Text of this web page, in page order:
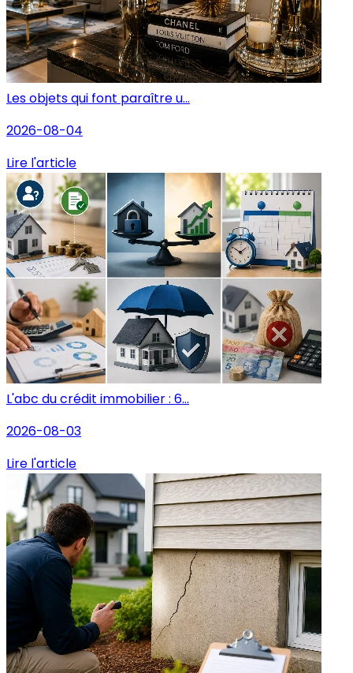
Les objets qui font paraître u...
2026-08-04
Lire l'article
L'abc du crédit immobilier : 6...
2026-08-03
Lire l'article